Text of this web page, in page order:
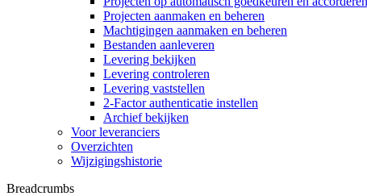
Projecten aanmaken en beheren
Machtigingen aanmaken en beheren
Bestanden aanleveren
Levering bekijken
Levering controleren
Levering vaststellen
2-Factor authenticatie instellen
Archief bekijken
Voor leveranciers
Overzichten
Wijzigingshistorie
Breadcrumbs